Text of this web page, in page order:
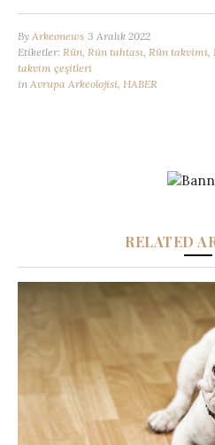
By Arkeonews 3 Aralık 2022
Etiketler: Rün Rün tahtası Rün takvimi
takvim çeşitleri
in Avrupa Arkeolojisi HABER
RELATED